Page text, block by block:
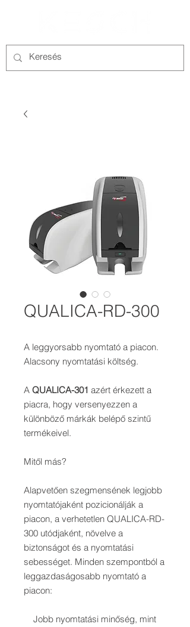
QUALICA-RD-300
A leggyorsabb nyomtató a piacon.
Alacsony nyomtatási költség.
A QUALICA-301 azért érkezett a
piacra, hogy versenyezzen a
különböző márkák belépő szintű
termékeivel.
Mitől más?
Alapvetően szegmensének legjobb
nyomtatójaként pozicionálják a
piacon, a verhetetlen QUALICA-RD-
300 utódjaként, növelve a
biztonságot és a nyomtatási
sebességet. Minden szempontból a
leggazdaságosabb nyomtató a
piacon:
Jobb nyomtatási minőség, mint